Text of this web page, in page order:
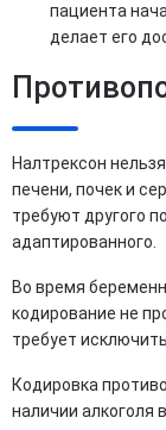
пациента
делает его
Налтрексон
печени, почек и
требуют другого
адаптированного.
Во время
кодирование не
требует
Кодировка
наличии алкоголя